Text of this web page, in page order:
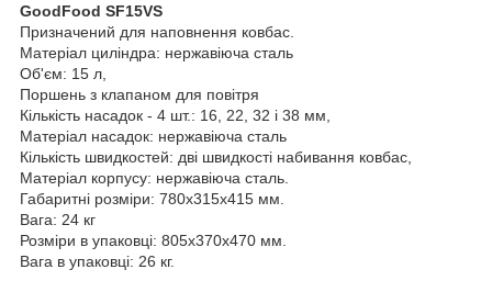
GoodFood SF15VS
Призначений для наповнення ковбас.
Матеріал циліндра: нержавіюча сталь
Об'єм: 15 л,
Поршень з клапаном для повітря
Кількість насадок - 4 шт.: 16, 22, 32 і 38 мм,
Матеріал насадок: нержавіюча сталь
Кількість швидкостей: дві швидкості набивання ковбас,
Матеріал корпусу: нержавіюча сталь.
Габаритні розміри: 780х315х415 мм.
Вага: 24 кг
Розміри в упаковці: 805х370х470 мм.
Вага в упаковці: 26 кг.